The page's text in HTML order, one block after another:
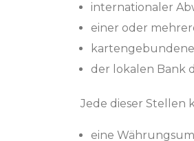
internationaler
einer oder
der lokalen Bank
Jede dieser Stellen
eine